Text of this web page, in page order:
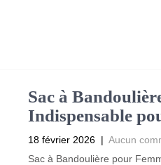
Sac à
Indispensable
18 février 2026 | Aucun
Sac à Bandoulière pour